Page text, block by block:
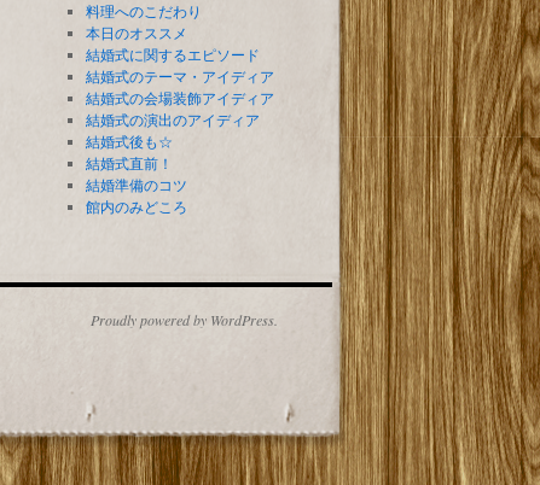
料理へのこだわり
本日のオススメ
結婚式に関するエピソード
結婚式のテーマ・アイディア
結婚式の会場装飾アイディア
結婚式の演出のアイディア
結婚式後も☆
結婚式直前！
結婚準備のコツ
館内のみどころ
Proudly powered by WordPress.